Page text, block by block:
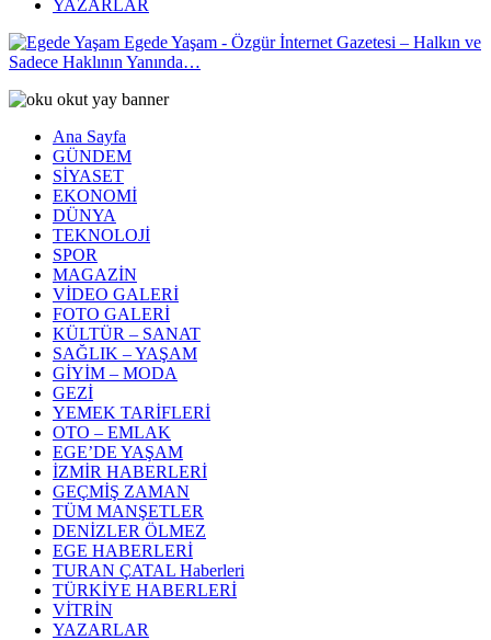
YAZARLAR
Egede Yaşam - Özgür İnternet Gazetesi – Halkın ve
Sadece Haklının Yanında…
Ana Sayfa
GÜNDEM
SİYASET
EKONOMİ
DÜNYA
TEKNOLOJİ
SPOR
MAGAZİN
VİDEO GALERİ
FOTO GALERİ
KÜLTÜR – SANAT
SAĞLIK – YAŞAM
GİYİM – MODA
GEZİ
YEMEK TARİFLERİ
OTO – EMLAK
EGE’DE YAŞAM
İZMİR HABERLERİ
GEÇMİŞ ZAMAN
TÜM MANŞETLER
DENİZLER ÖLMEZ
EGE HABERLERİ
TURAN ÇATAL Haberleri
TÜRKİYE HABERLERİ
VİTRİN
YAZARLAR